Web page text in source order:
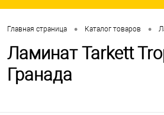
Главная страница • Каталог товаров •
Ламинат Tarkett
Гранада